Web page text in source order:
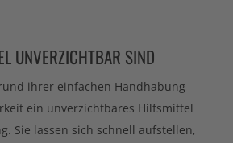
UNVERZICHTBAR SIND
ihrer einfachen Handhabung
ein unverzichtbares Hilfsmittel
Sie lassen sich schnell aufstellen,